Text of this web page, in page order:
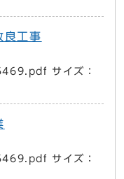
良工事
サイズ：
サイズ：